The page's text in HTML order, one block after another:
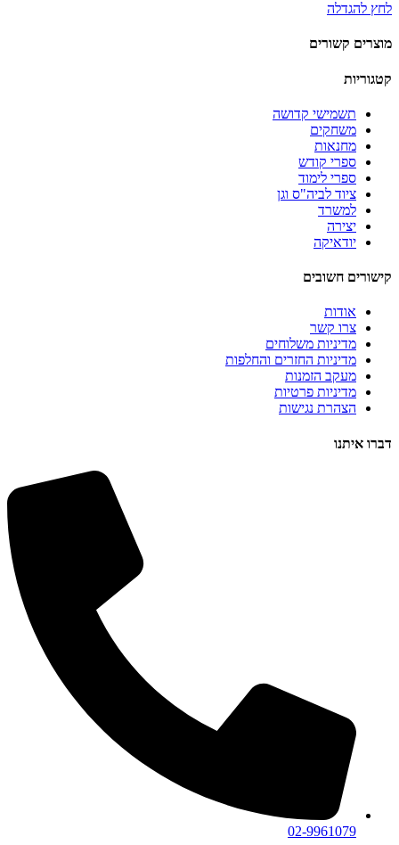
לחץ להגדלה
מוצרים קשורים
קטגוריות
תשמישי קדושה
משחקים
מחנאות
ספרי קודש
ספרי לימוד
ציוד לביה"ס וגן
למשרד
יצירה
יודאיקה
קישורים חשובים
אודות
צרו קשר
מדיניות משלוחים
מדיניות החזרים והחלפות
מעקב הזמנות
מדיניות פרטיות
הצהרת נגישות
דברו איתנו
02-9961079